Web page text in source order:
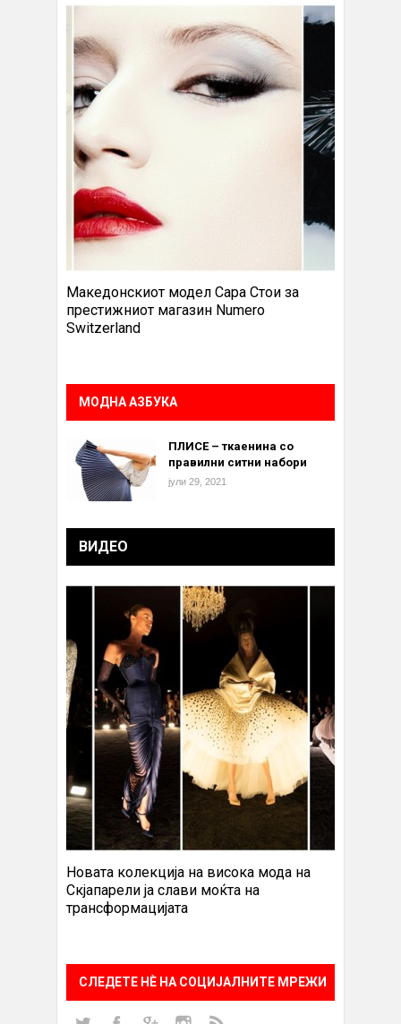
Македонскиот модел Сара Стои за
престижниот магазин Numero
Switzerland
МОДНА АЗБУКА
ПЛИСЕ – ткаенина со
правилни ситни набори
јули 29, 2021
ВИДЕО
Новата колекција на висока мода на
Скјапарели ја слави моќта на
трансформацијата
СЛЕДЕТЕ НÈ НА СОЦИЈАЛНИТЕ МРЕЖИ